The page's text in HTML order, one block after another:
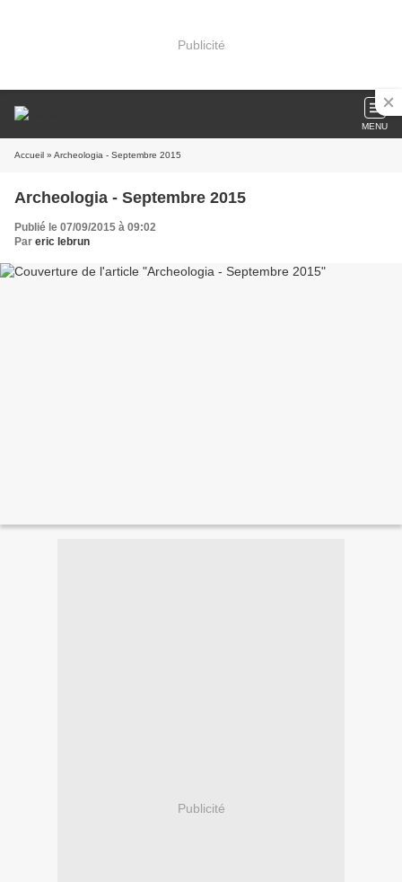
Publicité
MENU
Accueil » Archeologia - Septembre 2015
Archeologia - Septembre 2015
Publié le 07/09/2015 à 09:02
Par eric lebrun
Publicité